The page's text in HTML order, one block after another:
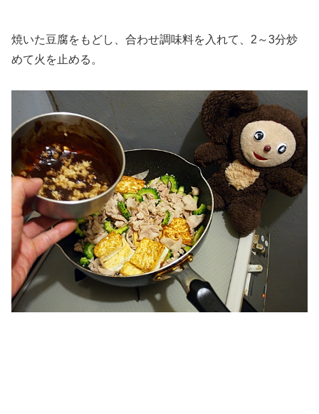
焼いた豆腐をもどし、合わせ調味料を入れて、2～3分炒
めて火を止める。